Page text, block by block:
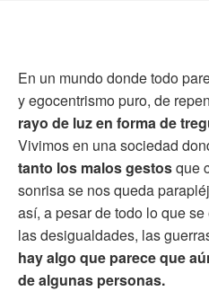
En un mundo donde todo
y egocentrismo puro, de
rayo de luz en forma de
Vivimos en una sociedad
tanto los malos gestosque
sonrisa se nos queda
así, a pesar de todo lo que
las desigualdades, las
hay algo que parece que
de algunas personas.